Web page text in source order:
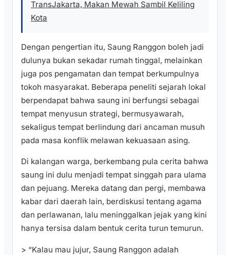
TransJakarta, Makan Mewah Sambil Keliling
Kota
Dengan pengertian itu, Saung Ranggon boleh jadi
dulunya bukan sekadar rumah tinggal, melainkan
juga pos pengamatan dan tempat berkumpulnya
tokoh masyarakat. Beberapa peneliti sejarah lokal
berpendapat bahwa saung ini berfungsi sebagai
tempat menyusun strategi, bermusyawarah,
sekaligus tempat berlindung dari ancaman musuh
pada masa konflik melawan kekuasaan asing.
Di kalangan warga, berkembang pula cerita bahwa
saung ini dulu menjadi tempat singgah para ulama
dan pejuang. Mereka datang dan pergi, membawa
kabar dari daerah lain, berdiskusi tentang agama
dan perlawanan, lalu meninggalkan jejak yang kini
hanya tersisa dalam bentuk cerita turun temurun.
> “Kalau mau jujur, Saung Ranggon adalah